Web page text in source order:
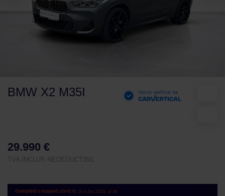
BMW X2 M35I
29.990 €
TVA INCLUS NEDEDUCTIBIL